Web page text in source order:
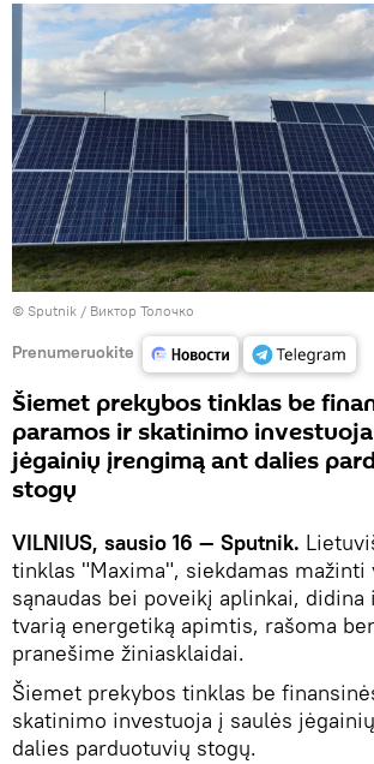
© Sputnik / Виктор Толочко
Prenumeruokite
Šiemet prekybos tinklas be
paramos ir skatinimo
jėgainių įrengimą ant dalies
stogų
VILNIUS, sausio 16 — Sputnik.
tinklas "Maxima", siekdamas mažinti
sąnaudas bei poveikį aplinkai,
tvarią energetiką apimtis, rašoma
pranešime žiniasklaidai.
Šiemet prekybos tinklas be
skatinimo investuoja į saulės
dalies parduotuvių stogų.